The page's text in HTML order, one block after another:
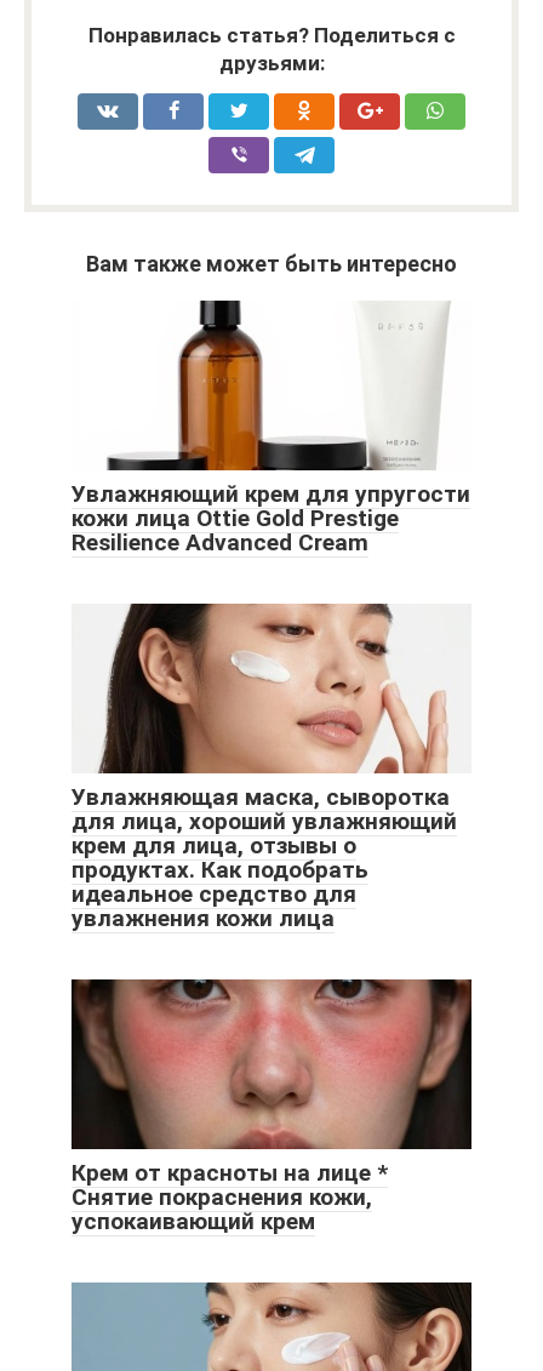
Понравилась статья? Поделиться с
друзьями:
Вам также может быть интересно
Увлажняющий крем для упругости
кожи лица Ottie Gold Prestige
Resilience Advanced Cream
Увлажняющая маска, сыворотка
для лица, хороший увлажняющий
крем для лица, отзывы о
продуктах. Как подобрать
идеальное средство для
увлажнения кожи лица
Крем от красноты на лице *
Снятие покраснения кожи,
успокаивающий крем